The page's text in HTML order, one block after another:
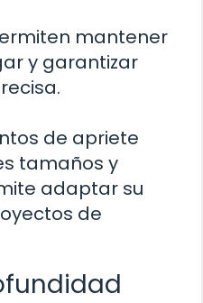
mantener
y garantizar
de apriete
tamaños y
adaptar su
de